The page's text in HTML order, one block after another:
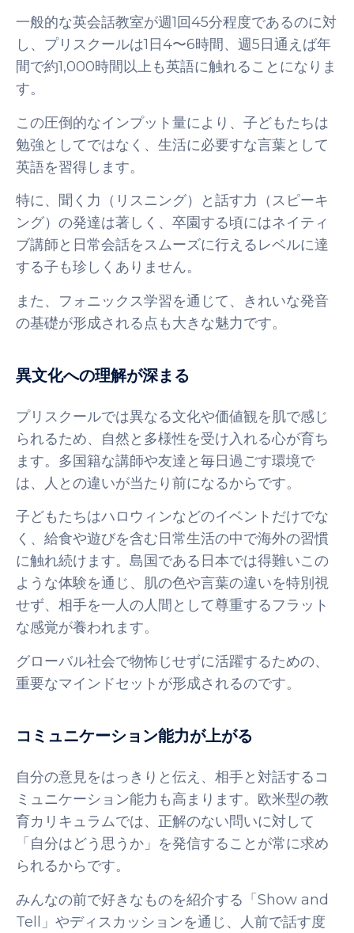
一般的な英会話教室が週1回45分程度であるのに対
し、プリスクールは1日4〜6時間、週5日通えば年
間で約1,000時間以上も英語に触れることになりま
す。
この圧倒的なインプット量により、子どもたちは
勉強としてではなく、生活に必要すな言葉として
英語を習得します。
特に、聞く力（リスニング）と話す力（スピーキ
ング）の発達は著しく、卒園する頃にはネイティ
ブ講師と日常会話をスムーズに行えるレベルに達
する子も珍しくありません。
また、フォニックス学習を通じて、きれいな発音
の基礎が形成される点も大きな魅力です。
異文化への理解が深まる
プリスクールでは異なる文化や価値観を肌で感じ
られるため、自然と多様性を受け入れる心が育ち
ます。多国籍な講師や友達と毎日過ごす環境で
は、人との違いが当たり前になるからです。
子どもたちはハロウィンなどのイベントだけでな
く、給食や遊びを含む日常生活の中で海外の習慣
に触れ続けます。島国である日本では得難いこの
ような体験を通じ、肌の色や言葉の違いを特別視
せず、相手を一人の人間として尊重するフラット
な感覚が養われます。
グローバル社会で物怖じせずに活躍するための、
重要なマインドセットが形成されるのです。
コミュニケーション能力が上がる
自分の意見をはっきりと伝え、相手と対話するコ
ミュニケーション能力も高まります。欧米型の教
育カリキュラムでは、正解のない問いに対して
「自分はどう思うか」を発信することが常に求め
られるからです。
みんなの前で好きなものを紹介する「Show and
Tell」やディスカッションを通じ、人前で話す度